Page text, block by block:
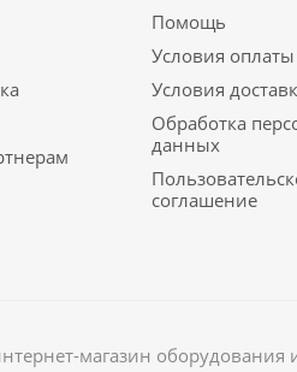
Помощь
Условия оплаты
Условия
Обработка
данных
соглашение
магазин